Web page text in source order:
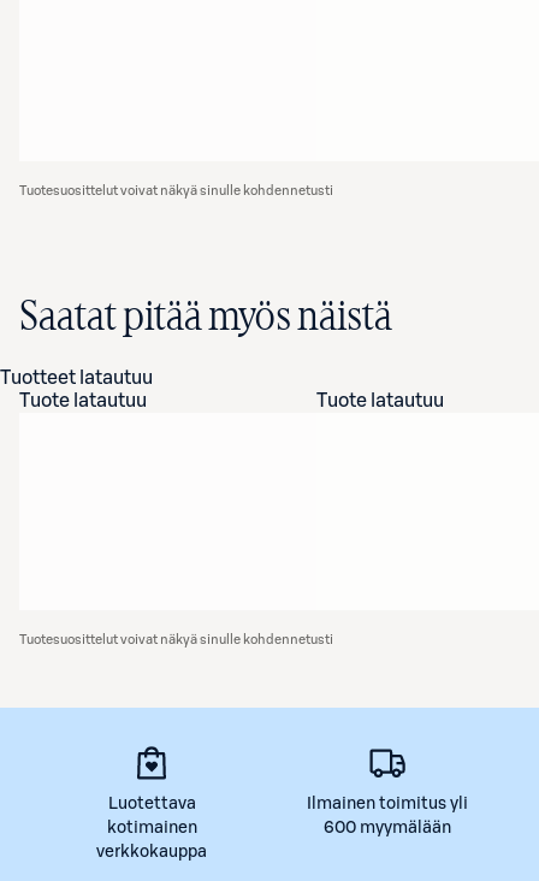
Tuotesuosittelut voivat näkyä sinulle kohdennetusti
Saatat pitää myös näistä
Tuotteet latautuu
Tuote latautuu
Tuote latautuu
Tuotesuosittelut voivat näkyä sinulle kohdennetusti
Luotettava
kotimainen
verkkokauppa
Ilmainen toimitus yli
600 myymälään